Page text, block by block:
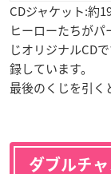
CDジャケット:約
ヒーローたちが
じオリジナルCD
録しています。
最後のくじを引く
ダブルチ